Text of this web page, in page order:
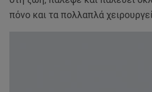
πόνο και τα πολλαπλά